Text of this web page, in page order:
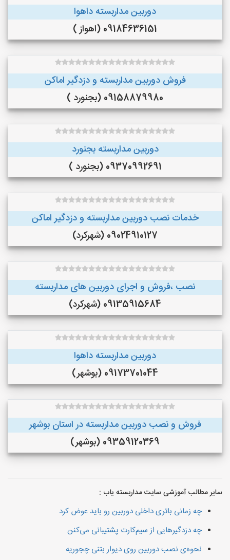
دوربین مداربسته داهوا
09184636151 (اهواز )
فروش دوربین مداربسته و دزدگیر اماکن
09158879980 (بجنورد )
دوربین مداربسته بجنورد
09370992691 (بجنورد )
خدمات نصب دوربین مداربسته و دزدگیر اماکن
09024910127 (شهرکرد)
نصب ،فروش و اجرای دوربین های مداربسته
09135915684 (شهرکرد)
دوربین مداربسته داهوا
09173701044 (بوشهر)
فروش و نصب دوربین مداربسته در استان بوشهر
09359120369 (بوشهر)
سایر مطالب آموزشی سایت مداربسته یاب :
چه زمانی باتری داخلی دوربین رو باید عوض کرد
چه دزدگیرهایی از سیم‌کارت پشتیبانی می‌کنن
نحوه‌ی نصب دوربین روی دیوار بتنی چجوریه